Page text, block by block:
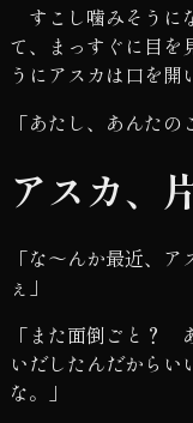
すこし噛みそうに
て、まっすぐに目を
うにアスカは口を開
「あたし、あんたの
アスカ、
「な～んか最近、
ぇ」
「また面倒ごと？
いだしたんだからい
な。」